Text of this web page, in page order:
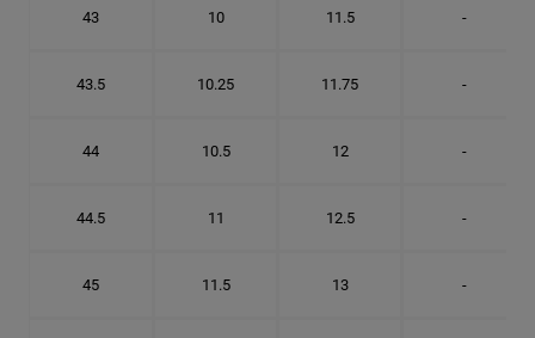
43 10 11.5 -
43.5 10.25 11.75 -
44 10.5 12 -
44.5 11 12.5 -
45 11.5 13 -